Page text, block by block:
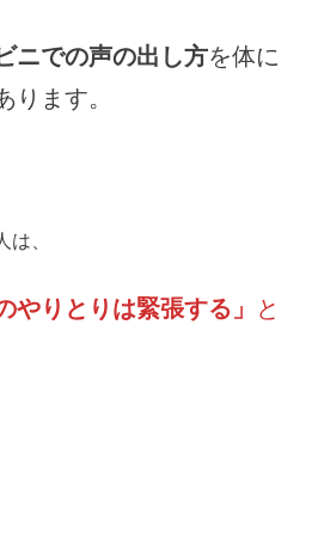
ニでの声の出し方を体に
ります。
、
やりとりは緊張する」
と